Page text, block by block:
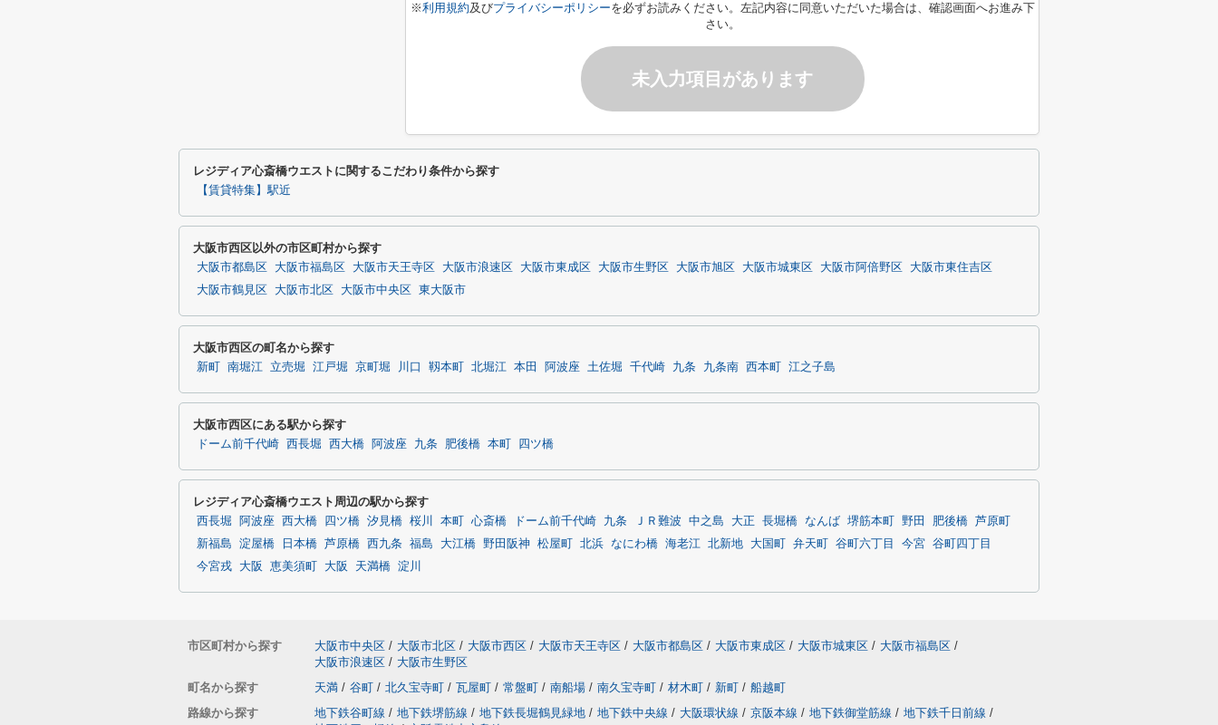
※利用規約及びプライバシーポリシーを必ずお読みください。左記内容に同意いただいた場合は、確認画面へお進み下
さい。
未入力項目があります
レジディア心斎橋ウエストに関するこだわり条件から探す
【賃貸特集】駅近
大阪市西区以外の市区町村から探す
大阪市都島区 大阪市福島区 大阪市天王寺区 大阪市浪速区 大阪市東成区 大阪市生野区 大阪市旭区 大阪市城東区 大阪市阿倍野区
大阪市東住吉区
大阪市鶴見区
大阪市北区 大阪市中央区 東大阪市
大阪市西区の町名から探す
新町 南堀江 立売堀 江戸堀 京町堀 川口 靱本町 北堀江 本田 阿波座 土佐堀 千代崎 九条 九条南 西本町 江之子島
大阪市西区にある駅から探す
ドーム前千代崎 西長堀 西大橋 阿波座 九条 肥後橋 本町 四ツ橋
レジディア心斎橋ウエスト周辺の駅から探す
西長堀 阿波座 西大橋 四ツ橋 汐見橋 桜川 本町 心斎橋 ドーム前千代崎 九条 ＪＲ難波 中之島 大正 長堀橋 なんば 堺筋本町 野田 肥後橋 芦原町
新福島
淀屋橋 日本橋 芦原橋 西九条 福島 大江橋 野田阪神 松屋町 北浜 なにわ橋 海老江 北新地 大国町 弁天町 谷町六丁目 今宮 谷町四丁目
今宮戎
大阪 恵美須町 大阪 天満橋 淀川
市区町村から探す 大阪市中央区 / 大阪市北区 / 大阪市西区 / 大阪市天王寺区 / 大阪市都島区 / 大阪市東成区 / 大阪市城東区 / 大阪市福島区 /
大阪市浪速区 / 大阪市生野区
町名から探す
天満 / 谷町 / 北久宝寺町 / 瓦屋町 / 常盤町 / 南船場 / 南久宝寺町 / 材木町 / 新町 / 船越町
路線から探す
地下鉄谷町線 / 地下鉄堺筋線 / 地下鉄長堀鶴見緑地 / 地下鉄中央線 / 大阪環状線 / 京阪本線 / 地下鉄御堂筋線 / 地下鉄千日前線 /